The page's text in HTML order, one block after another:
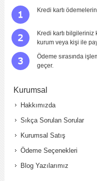
Kredi kartı
Kredi kartı
kurum veya kişi ile
Ödeme sırasında
geçer.
Kurumsal
Hakkımızda
Sıkça Sorulan Sorular
Kurumsal Satış
Ödeme Seçenekleri
Blog Yazılarımız